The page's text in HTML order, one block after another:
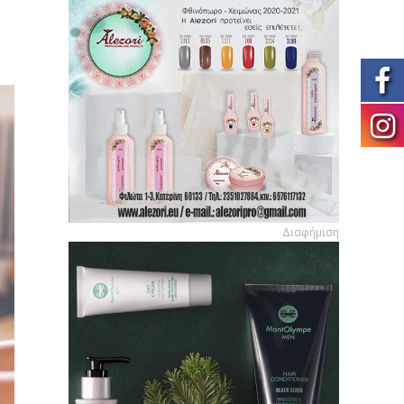
Διαφήμιση